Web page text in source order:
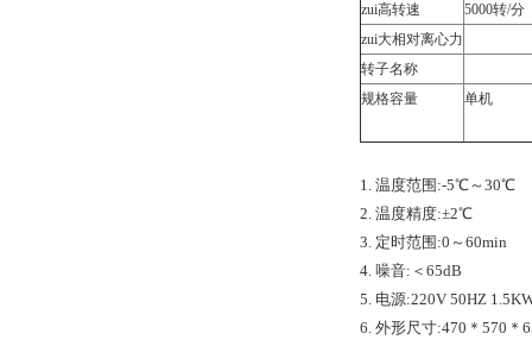
zui高转速
5000转/分
zui大相对离心力
转子名称
规格容量
单机
1. 温度范围:-5℃～30℃
2. 温度精度:±2℃
3. 定时范围:0～60min
4. 噪音:＜65dB
5. 电源:220V 50HZ
6. 外形尺寸:470＊570＊